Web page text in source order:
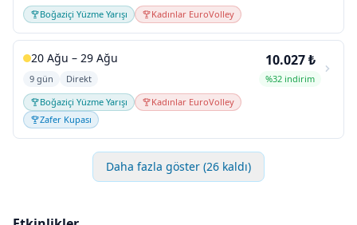
Boğaziçi Yüzme Yarışı
Kadınlar EuroVolley
20 Ağu – 29 Ağu
9 gün
Direkt
Boğaziçi Yüzme Yarışı
Kadınlar EuroVolley
Zafer Kupası
10.027 ₺
%32 indirim
Daha fazla göster (26 kaldı)